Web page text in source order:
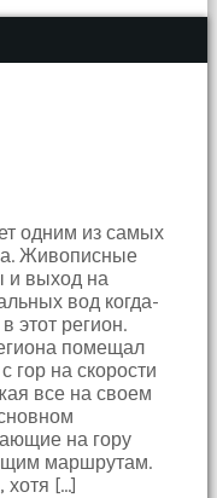
одним из самых
Живописные
и выход на
вод когда-
этот регион.
помещал
гор на скорости
все на своем
на гору
маршрутам.
хотя […]